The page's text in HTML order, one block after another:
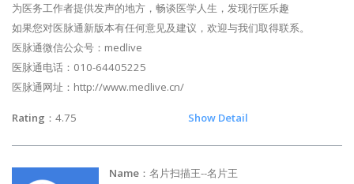
为医务工作者提供发声的地方，畅谈医学人生，发现行医乐趣
如果您对医脉通新版本有任何意见及建议，欢迎与我们取得联系。
医脉通微信公众号：medlive
医脉通电话：010-64405225
医脉通网址：http://www.medlive.cn/
Rating ：4.75 Show Detail
Name ：名片扫描王--名片王